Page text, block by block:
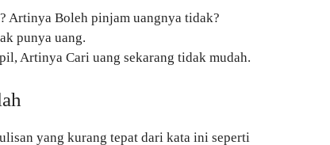
Artinya Boleh pinjam uangnya tidak?
punya uang.
Artinya Cari uang sekarang tidak mudah.
yang kurang tepat dari kata ini seperti